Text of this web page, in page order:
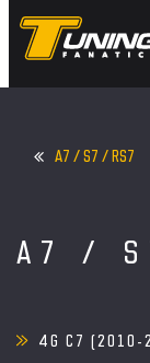
A7 / S7 / RS7
A7 /
4G C7 (2010-